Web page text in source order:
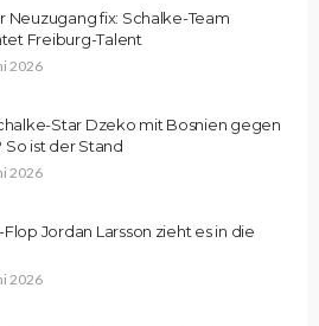
Neuzugang fix: Schalke-Team
Freiburg-Talent
2026
Star Dzeko mit Bosnien gegen
So ist der Stand
2026
Jordan Larsson zieht es in die
2026